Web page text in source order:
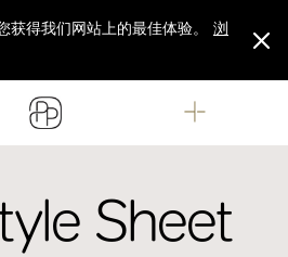
浏
得我们网站上的最佳体验。
浏
Sheet